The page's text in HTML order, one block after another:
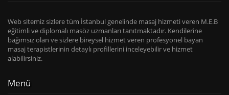
Web sitemiz sizlere tüm İstanbul genelinde masaj hizmeti veren M.E.B
eğitimli ve diplomalı masöz uzmanları tanıtmaktadır. Kendilerine
bağımsız olan ve sizlere bireysel hizmet veren profesyonel bayan
masaj terapistlerinin detaylı profillerini inceleyebilir ve hizmet
alabilirsiniz.
Menü